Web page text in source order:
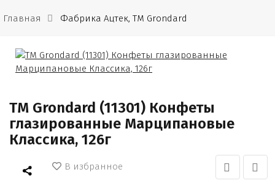
Главная Фабрика Ацтек, ТМ Grondard
TM Grondard (11301) Конфеты
глазированные Марципановые
Классика, 126г
В избранное